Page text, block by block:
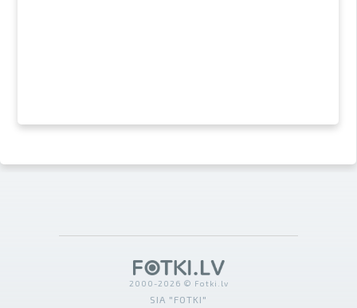
2000-2026 © Fotki.lv
SIA "FOTKI"